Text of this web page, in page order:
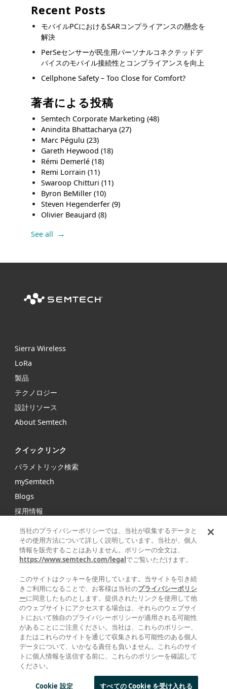
Recent Posts
モバイルPCにおけるSARコンプライアンスの懸念を
解決
PerSeセンサーが民生用パーソナルコネクテッドデ
バイスのモバイル接続性とコンプライアンスを向上
Cellphone Safety – Too Close for Comfort?
著者による投稿
Semtech Corporate Marketing(48)
Anindita Bhattacharya(27)
Marc Pégulu(23)
Gareth Heywood(18)
Rémi Demerlé(18)
Remi Lorrain(11)
Swaroop Chitturi(11)
Byron BeMiller(10)
Steven Hegenderfer(9)
Olivier Beaujard(8)
See all
Sierra Wireless
LoRa
製品
テクノロジー
設計リソース
About Semtech
クイックリンク
パラメトリック検索
mySemtech
Blogs
採用情報
お問い合わせ
Semtechは、インフラストラクチャ、ハイエンドコンシュー
シグナル半導体および高度アルゴリズムの大手グローバルサ
プライヤです。
FacebookTwitter
プライバシーポリシー
AGAINST HUMAN TRAFFICKING AND SLAVERY| © 2025 ALL
RIGHTS RESERVED
当社のプライバシーポリシーでは、当社が収集するデータと
その使用方法について詳しく説明しています。当社が、個人
情報を販売することはありません。ポリシーの全文は、
https://www.semtech.com/legalでご覧いただけます。
このサイトはクッキーを使用しています。当サイトを引き続
きご利用になることで、お客様は当社のプライバシーポリシ
ーに同意したものとします。提供されたリンクを使用して他
のウェブサイトにアクセスする場合は、それらのウェブサイ
トにおいて独自のプライバシーポリシーが適用される可能性
があることにご注意ください。当社は、これらのポリシー、
またはこれらのサイトを通じて収集される可能性のある個人
データについて、いかなる責任も負いません。これらのサイ
トに個人情報を送信する前に、これらのポリシーを確認して
ください。
Cookie 設定 すべての Cookie を受け入れる